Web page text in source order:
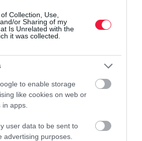
Collection, Use,
or Sharing of my
Is Unrelated with the
it was collected.
to enable storage
like cookies on web or
apps.
user data to be sent to
advertising purposes.